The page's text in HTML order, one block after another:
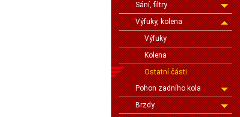
Sání, filtry
Výfuky, kolena
Výfuky
Kolena
Ostatní části
Pohon zadního kola
Brzdy